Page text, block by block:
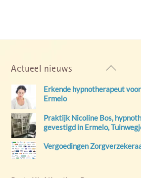
Back
Top
Actueel nieuws
Erkende hypnotherapeut
Ermelo
Praktijk Nicoline Bos,
gevestigd in Ermelo,
Vergoedingen